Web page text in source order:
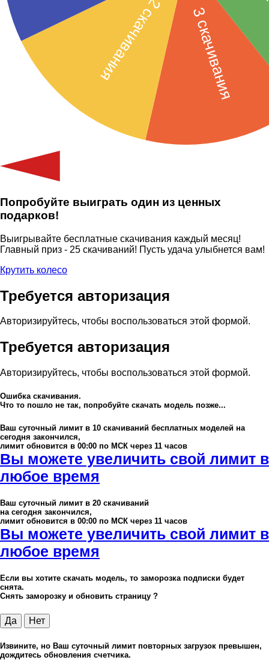
Попробуйте выиграть один из ценных
подарков!
Выигрывайте бесплатные скачивания каждый месяц!
Главный приз - 25 скачиваний! Пусть удача улыбнется вам!
Крутить колесо
Требуется авторизация
Авторизируйтесь, чтобы воспользоваться этой формой.
Требуется авторизация
Авторизируйтесь, чтобы воспользоваться этой формой.
Ошибка скачивания.
Что то пошло не так, попробуйте скачать модель позже...
Ваш суточный лимит в 10 скачиваний бесплатных моделей на
сегодня закончился,
лимит обновится в 00:00 по МСК через 11 часов
Вы можете увеличить свой лимит в
любое время
Ваш суточный лимит в 20 скачиваний
на сегодня закончился,
лимит обновится в 00:00 по МСК через 11 часов
Вы можете увеличить свой лимит в
любое время
Если вы хотите скачать модель, то заморозка подписки будет
снята.
Снять заморозку и обновить страницу ?
Да Нет
Извините, но Ваш суточный лимит повторных загрузок превышен,
дождитесь обновления счетчика.